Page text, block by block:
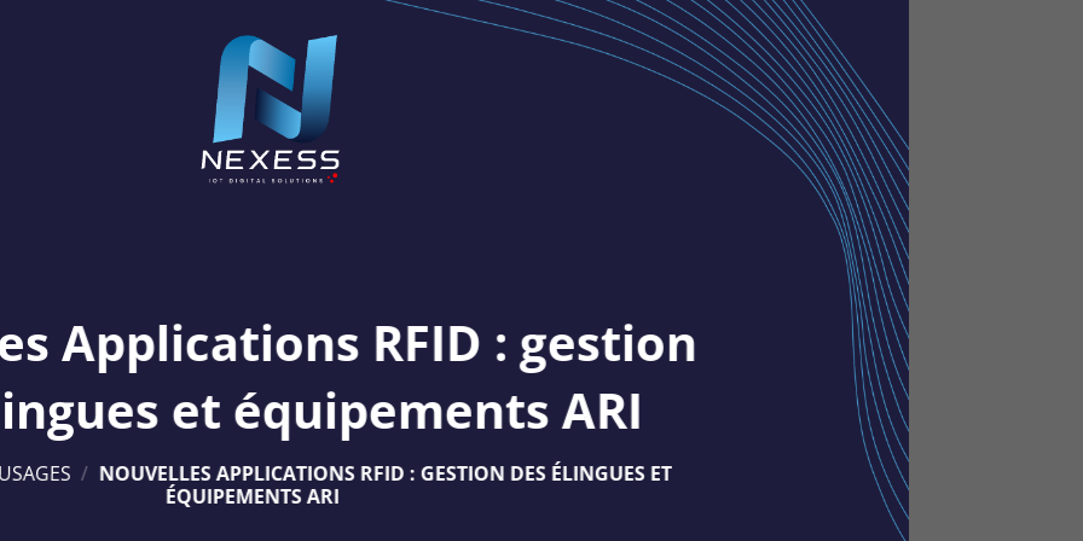
Applications RFID : gestion
et équipements ARI
/ NOUVELLES APPLICATIONS RFID : GESTION DES ÉLINGUES ET
ÉQUIPEMENTS ARI